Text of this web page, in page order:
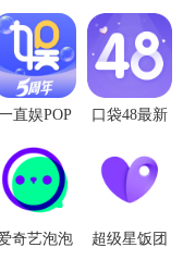
直娱POP
最新版
口袋48最新
安装包
7.1.29 最新
版
奇艺泡泡
超级星饭团